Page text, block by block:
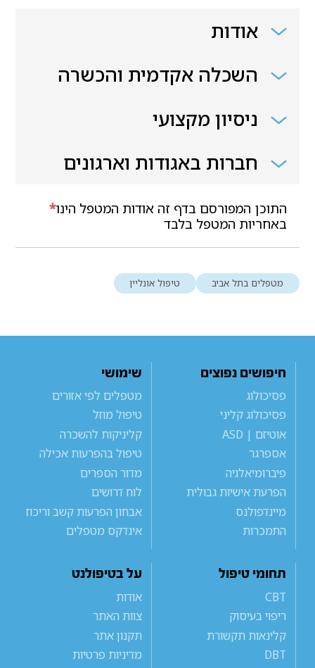
אודות
השכלה אקדמית והכשרה
ניסיון מקצועי
חברות באגודות וארגונים
*התוכן המפורסם בדף זה אודות המטפל הינו
באחריות המטפל בלבד
מטפלים בתל אביב טיפול אונליין
חיפושים נפוצים
פסיכולוג
פסיכולוג קליני
אוטיזם | ASD
אספרגר
פיברומיאלגיה
הפרעת אישיות גבולית
מיינדפולנס
התמכרות
שימושי
מטפלים לפי אזורים
טיפול מוזל
קליניקות להשכרה
טיפול בהפרעות אכילה
מדור הספרים
לוח דרושים
אבחון הפרעות קשב וריכוז
אינדקס מטפלים
תחומי טיפול
CBT
ריפוי בעיסוק
קלינאות תקשורת
DBT
על בטיפולנט
אודות
צוות האתר
תקנון אתר
מדיניות פרטיות